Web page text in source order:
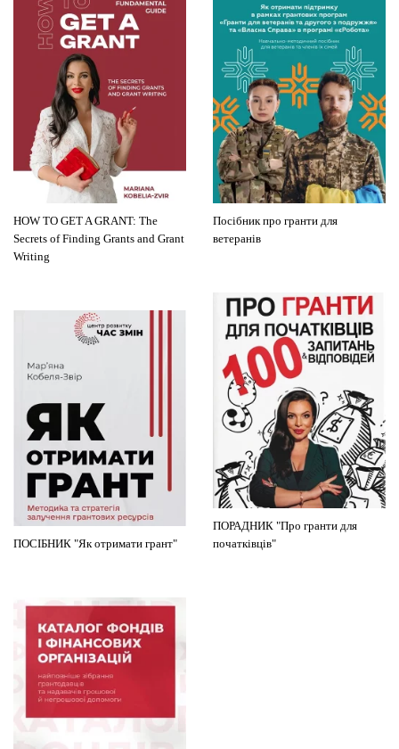
HOW TO GET A GRANT: The
Secrets of Finding Grants and Grant
Writing
Посібник про гранти для
ветеранів
ПОРАДНИК "Про гранти для
початківців"
ПОСІБНИК "Як отримати грант"